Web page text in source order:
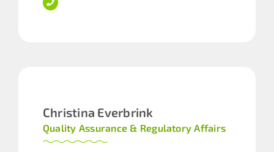
Christina Everbrink
Quality Assurance & Regulatory Affairs